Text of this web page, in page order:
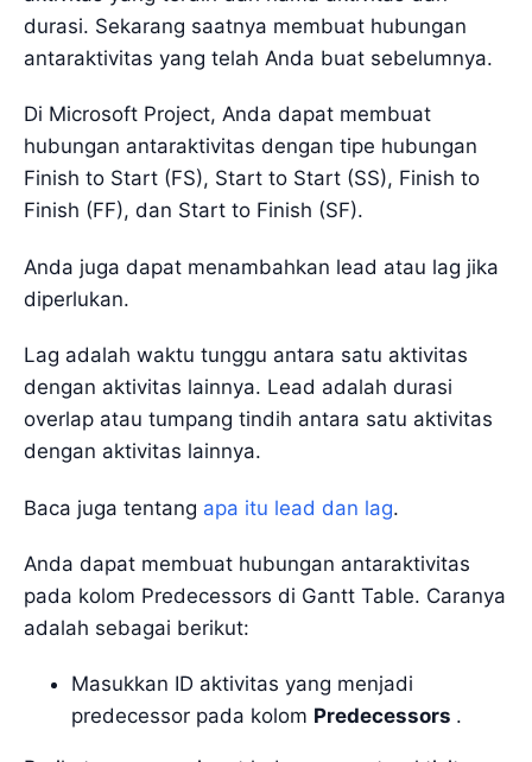
durasi. Sekarang saatnya membuat hubungan
antaraktivitas yang telah Anda buat sebelumnya.
Di Microsoft Project, Anda dapat membuat
hubungan antaraktivitas dengan tipe hubungan
Finish to Start (FS), Start to Start (SS), Finish to
Finish (FF), dan Start to Finish (SF).
Anda juga dapat menambahkan lead atau lag jika
diperlukan.
Lag adalah waktu tunggu antara satu aktivitas
dengan aktivitas lainnya. Lead adalah durasi
overlap atau tumpang tindih antara satu aktivitas
dengan aktivitas lainnya.
Baca juga tentang apa itu lead dan lag.
Anda dapat membuat hubungan antaraktivitas
pada kolom Predecessors di Gantt Table. Caranya
adalah sebagai berikut:
Masukkan ID aktivitas yang menjadi
predecessor pada kolom Predecessors .